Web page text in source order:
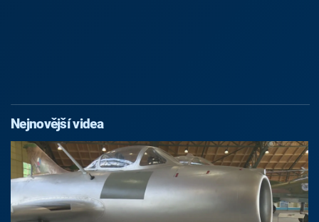
Nejnovější videa